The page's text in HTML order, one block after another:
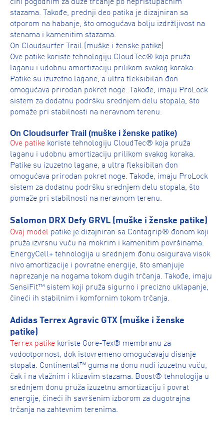
čini pogodnim za duže trčanje po nepristupačnim
stazama. Takođe, prednji deo patika je dizajniran sa
otporom na habanje, što omogućava bolju izdržljivost na
stenama i kamenitim stazama.
On Cloudsurfer Trail (muške i ženske patike)
Ove patike koriste tehnologiju CloudTec® koja pruža
laganu i udobnu amortizaciju prilikom svakog koraka.
Patike su izuzetno lagane, a ultra fleksibilan đon
omogućava prirodan pokret noge. Takođe, imaju ProLock
sistem za dodatnu podršku srednjem delu stopala, što
pomaže pri stabilnosti na neravnom terenu.
On Cloudsurfer Trail (muške i ženske patike)
Ove patike koriste tehnologiju CloudTec® koja pruža
laganu i udobnu amortizaciju prilikom svakog koraka.
Patike su izuzetno lagane, a ultra fleksibilan đon
omogućava prirodan pokret noge. Takođe, imaju ProLock
sistem za dodatnu podršku srednjem delu stopala, što
pomaže pri stabilnosti na neravnom terenu.
Salomon DRX Defy GRVL (muške i ženske patike)
Ovaj model patike je dizajniran sa Contagrip® đonom koji
pruža izvrsnu vuču na mokrim i kamenitim površinama.
EnergyCell+ tehnologija u srednjem đonu osigurava visok
nivo amortizacije i povratne energije, što smanjuje
naprezanje na nogama tokom dugih trčanja. Takođe, imaju
SensiFit™ sistem koji pruža sigurno i precizno uklapanje,
čineći ih stabilnim i komfornim tokom trčanja.
Adidas Terrex Agravic GTX (muške i ženske
patike)
Terrex patike koriste Gore-Tex® membranu za
vodootpornost, dok istovremeno omogućavaju disanje
stopala. Continental™ guma na đonu nudi izuzetnu vuču,
čak i na vlažnim i klizavim stazama. Boost® tehnologija u
srednjem đonu pruža izuzetnu amortizaciju i povrat
energije, čineći ih savršenim izborom za dugotrajna
trčanja na zahtevnim terenima.